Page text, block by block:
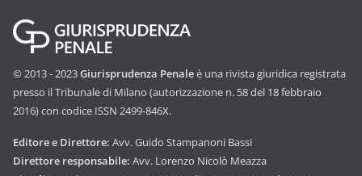
© 2013 - 2023Giurisprudenza Penaleè una rivista giuridica registrata
presso il Tribunale di Milano (autorizzazione n. 58 del 18 febbraio
2016) con codice ISSN 2499-846X.
Editore e Direttore: Avv. Guido Stampanoni Bassi
Direttore responsabile: Avv. Lorenzo Nicolò Meazza